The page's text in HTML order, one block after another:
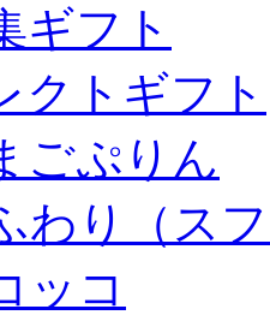
ギフト
クトギフト
ごぷりん
わり（ス
ッコ